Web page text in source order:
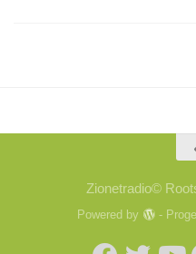
Zionetradio©
Powered by -